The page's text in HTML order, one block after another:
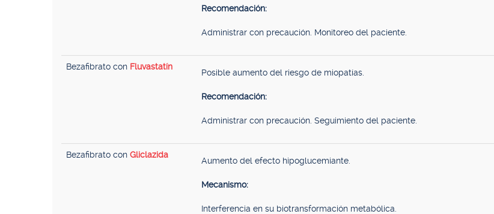
Recomendación:
Administrar con precaución. Monitoreo del paciente.
Bezafibrato con Fluvastatín
Posible aumento del riesgo de miopatías.
Recomendación:
Administrar con precaución. Seguimiento del paciente.
Bezafibrato con Gliclazida
Aumento del efecto hipoglucemiante.
Mecanismo:
Interferencia en su biotransformación metabólica.